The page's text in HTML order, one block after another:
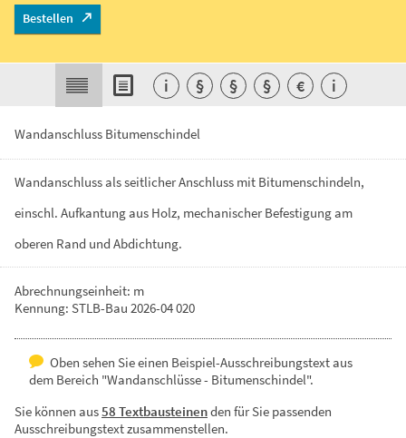
Wandanschluss Bitumenschindel
WandanschlussalsseitlicherAnschluss mit Bitumenschindeln,
einschl. Aufkantungaus Holz, mechanischerBefestigungam
oberen Rand und Abdichtung.
Abrechnungseinheit: m
Kennung: STLB-Bau 2026-04 020
Oben sehen Sie einen Beispiel-Ausschreibungstext aus
dem Bereich "Wandanschlüsse - Bitumenschindel".
Sie können aus58 Textbausteinenden für Sie passenden
Ausschreibungstext zusammenstellen.
Bestellen
i § § § € i